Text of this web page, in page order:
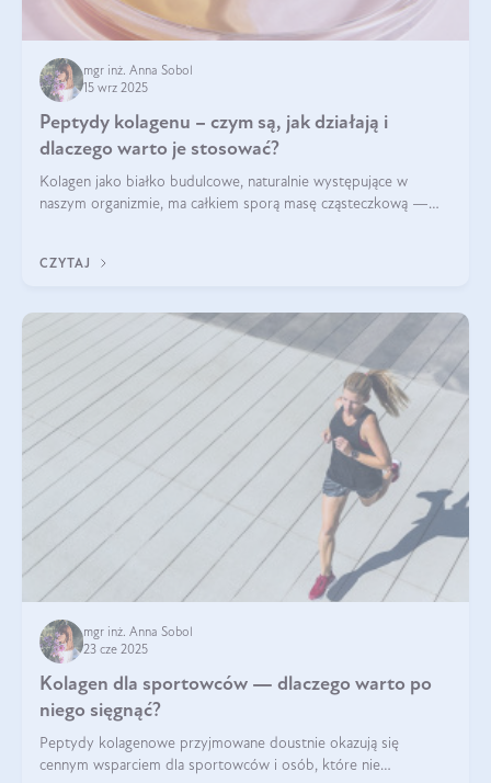
mgr inż. Anna Sobol
15 wrz 2025
Peptydy kolagenu – czym są, jak działają i
dlaczego warto je stosować?
Kolagen jako białko budulcowe, naturalnie występujące w
naszym organizmie, ma całkiem sporą masę cząsteczkową —
bardziej biodostępny
CZYTAJ
mgr inż. Anna Sobol
23 cze 2025
Kolagen dla sportowców — dlaczego warto po
niego sięgnąć?
Peptydy kolagenowe przyjmowane doustnie okazują się
cennym wsparciem dla sportowców i osób, które nie